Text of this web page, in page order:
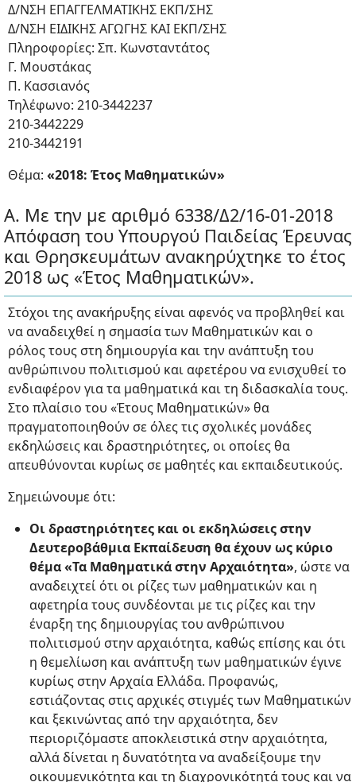
Δ/ΝΣΗ ΕΠΑΓΓΕΛΜΑΤΙΚΗΣ ΕΚΠ/ΣΗΣ
Δ/ΝΣΗ ΕΙΔΙΚΗΣ ΑΓΩΓΗΣ ΚΑΙ ΕΚΠ/ΣΗΣ
Πληροφορίες: Σπ. Κωνσταντάτος
Γ. Μουστάκας
Π. Κασσιανός
Τηλέφωνο: 210-3442237
210-3442229
210-3442191
Θέμα: «2018: Έτος Μαθηματικών»
Α. Με την με αριθμό 6338/Δ2/16-01-2018
Απόφαση του Υπουργού Παιδείας Έρευνας
και Θρησκευμάτων ανακηρύχτηκε το έτος
2018 ως «Έτος Μαθηματικών».
Στόχοι της ανακήρυξης είναι αφενός να προβληθεί και
να αναδειχθεί η σημασία των Μαθηματικών και ο
ρόλος τους στη δημιουργία και την ανάπτυξη του
ανθρώπινου πολιτισμού και αφετέρου να ενισχυθεί το
ενδιαφέρον για τα μαθηματικά και τη διδασκαλία τους.
Στο πλαίσιο του «Έτους Μαθηματικών» θα
πραγματοποιηθούν σε όλες τις σχολικές μονάδες
εκδηλώσεις και δραστηριότητες, οι οποίες θα
απευθύνονται κυρίως σε μαθητές και εκπαιδευτικούς.
Σημειώνουμε ότι:
Οι δραστηριότητες και οι εκδηλώσεις στην
Δευτεροβάθμια Εκπαίδευση θα έχουν ως κύριο
θέμα «Τα Μαθηματικά στην Αρχαιότητα», ώστε να
αναδειχτεί ότι οι ρίζες των μαθηματικών και η
αφετηρία τους συνδέονται με τις ρίζες και την
έναρξη της δημιουργίας του ανθρώπινου
πολιτισμού στην αρχαιότητα, καθώς επίσης και ότι
η θεμελίωση και ανάπτυξη των μαθηματικών έγινε
κυρίως στην Αρχαία Ελλάδα. Προφανώς,
εστιάζοντας στις αρχικές στιγμές των Μαθηματικών
και ξεκινώντας από την αρχαιότητα, δεν
περιοριζόμαστε αποκλειστικά στην αρχαιότητα,
αλλά δίνεται η δυνατότητα να αναδείξουμε την
οικουμενικότητα και τη διαχρονικότητά τους και να